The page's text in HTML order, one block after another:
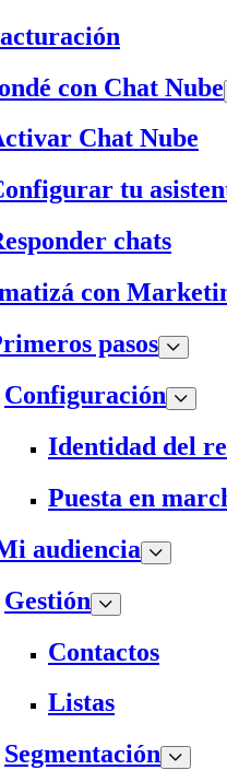
con Chat Nube
Chat Nube
tu
chats
con
pasos
Configuración
Identidad del
Puesta en
audiencia
Gestión
Contactos
Listas
Segmentación